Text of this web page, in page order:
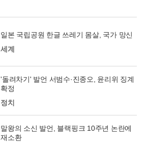
일본 국립공원 한글 쓰레기 몸살, 국가 망신
세계
'돌려차기' 발언 서범수·진종오, 윤리위 징계
확정
정치
말왕의 소신 발언, 블랙핑크 10주년 논란에
재소환